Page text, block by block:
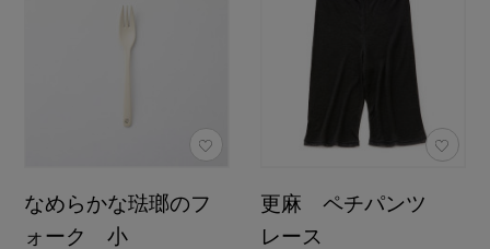
なめらかな琺瑯のフ
ォーク 小
更麻 ペチパンツ
レース